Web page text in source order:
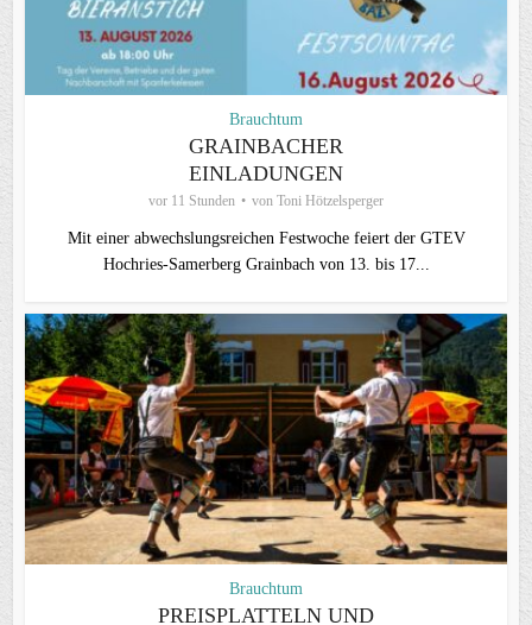
Brauchtum
GRAINBACHER
EINLADUNGEN
vor 11 Stunden von Toni Hötzelsperger
Mit einer abwechslungsreichen Festwoche feiert der GTEV
Hochries-Samerberg Grainbach von 13. bis 17...
Brauchtum
PREISPLATTELN UND